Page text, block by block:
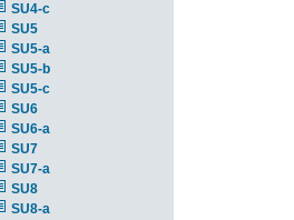
SU4-c
SU5
SU5-a
SU5-b
SU5-c
SU6
SU6-a
SU7
SU7-a
SU8
SU8-a